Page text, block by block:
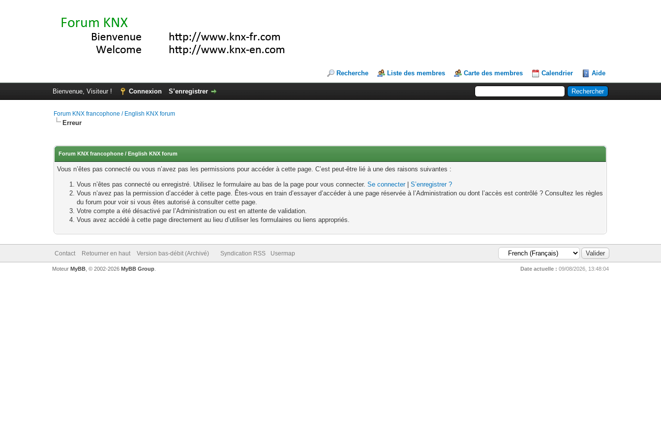
Recherche Liste des membres Carte des membres Calendrier Aide
Bienvenue, Visiteur ! Connexion S’enregistrer
Forum KNX francophone / English KNX forum
Erreur
Forum KNX francophone / English KNX forum
Vous n’êtes pas connecté ou vous n’avez pas les permissions pour accéder à cette page. C’est peut-être lié à une des raisons suivantes :
Vous n’êtes pas connecté ou enregistré. Utilisez le formulaire au bas de la page pour vous connecter.Se connecter|S’enregistrer ?
Vous n’avez pas la permission d’accéder à cette page. Êtes-vous en train d’essayer d’accéder à une page réservée à l’Administration ou dont l’accès est contrôlé ? Consultez les règles
du forum pour voir si vous êtes autorisé à consulter cette page.
Votre compte a été désactivé par l’Administration ou est en attente de validation.
Vous avez accédé à cette page directement au lieu d’utiliser les formulaires ou liens appropriés.
Contact Retourner en haut Version bas-débit (Archivé) Syndication RSS Usermap
Date actuelle : 09/08/2026, 13:48:04
Moteur MyBB, © 2002-2026 MyBB Group.